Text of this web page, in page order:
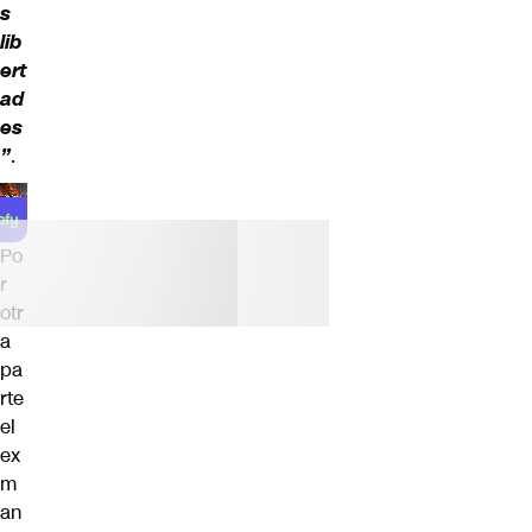
s
lib
ert
ad
es
”.
Po
r
otr
a
pa
rte
el
ex
m
an